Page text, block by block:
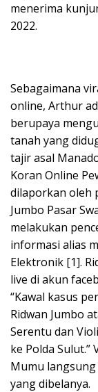
menerima
2022.
Sebagaimana
online, Arthur
berupaya
tanah yang
tajir asal
Koran Online
dilaporkan oleh
Jumbo Pasar
melakukan
informasi alias
Elektronik [1].
live di akun
“Kawal kasus
Ridwan Jumbo
Serentu dan
ke Polda
Mumu
yang dibelanya.